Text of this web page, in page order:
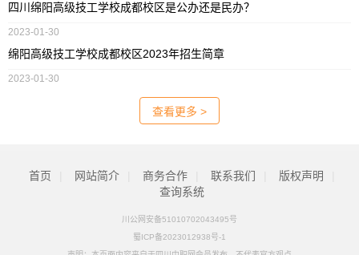
四川绵阳高级技工学校成都校区是公办还是民办？
2023-01-30
绵阳高级技工学校成都校区2023年招生简章
2023-01-30
查看更多 >
首页 网站简介 商务合作 联系我们 版权声明
查询系统
川公网安备51010702043495号
蜀ICP备2023012938号-1